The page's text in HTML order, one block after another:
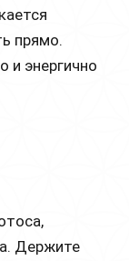
прямо.
и энергично
Держите